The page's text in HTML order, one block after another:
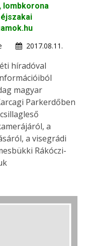
lombkorona
2017.08.11.
híradóval
magyar
Parkerdőben
a
a visegrádi
Rákóczi-